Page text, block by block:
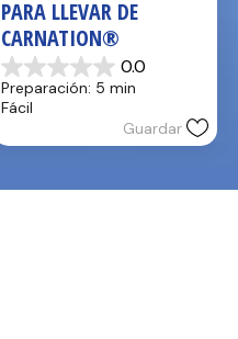
PARA LLEVAR DE
CARNATION®
0.0
0.0
de
5
Preparación: 5 min
Fácil
Guardar